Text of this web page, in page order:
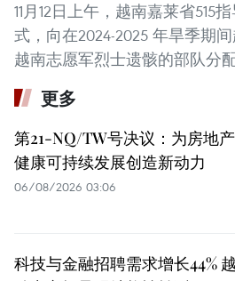
11月12日上午，越南嘉莱省515
式，向在2024-2025 年旱季期
越南志愿军烈士遗骸的部队分配
更多
第21-NQ/TW号决议：为房地
健康可持续发展创造新动力
06/08/2026 03:06
科技与金融招聘需求增长44%